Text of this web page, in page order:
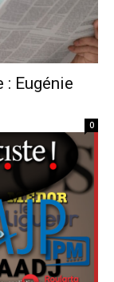
: Eugénie
0